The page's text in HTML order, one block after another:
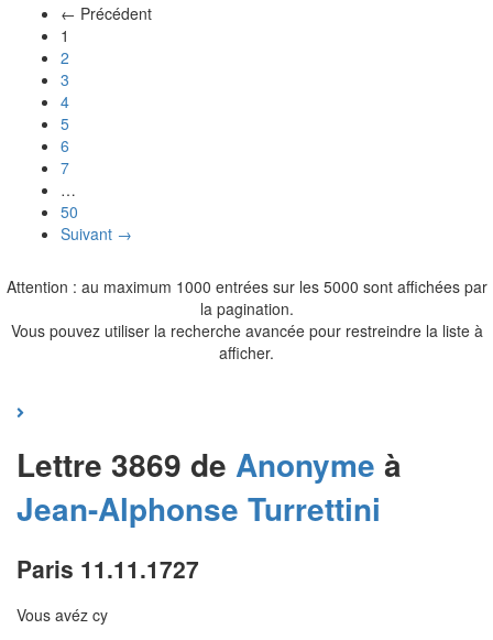
← Précédent
1
2
3
4
5
6
7
…
50
Suivant →
Attention : au maximum 1000 entrées sur les 5000 sont affichées par
la pagination.
Vous pouvez utiliser la recherche avancée pour restreindre la liste à
afficher.
Lettre 3869 de Anonyme à
Jean-Alphonse Turrettini
Paris 11.11.1727
Vous avéz cy